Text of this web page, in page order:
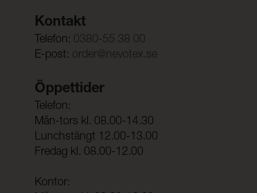
Kontakt
Telefon: 0380-55 38 00
E-post: order@nevotex.se
Öppettider
Telefon:
Mån-tors kl. 08.00-14.30
Lunchstängt 12.00-13.00
Fredag kl. 08.00-12.00
Kontor: